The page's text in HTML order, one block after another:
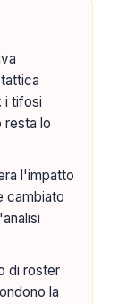
i tifosi
resta lo
l'impatto
cambiato
di roster
la